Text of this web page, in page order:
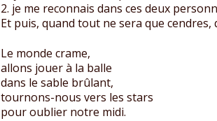
2. je me reconnais dans ces deux
Et puis, quand tout ne sera que
Le monde crame,
allons jouer à la balle
dans le sable brûlant,
tournons-nous vers les stars
pour oublier notre midi.